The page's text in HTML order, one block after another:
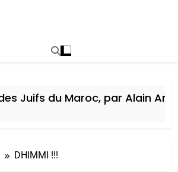
Juifs du Maroc, par Alain Amiel
DHIMMI !!!